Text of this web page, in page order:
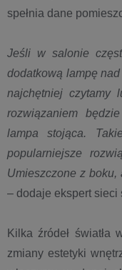
spełnia dane
Jeśli w salonie
dodatkową lampę
najchętniej czytamy
rozwiązaniem
lampa stojąca.
popularniejsze
Umieszczone z
– dodaje ekspert sieci
Kilka źródeł światła
zmiany estetyki